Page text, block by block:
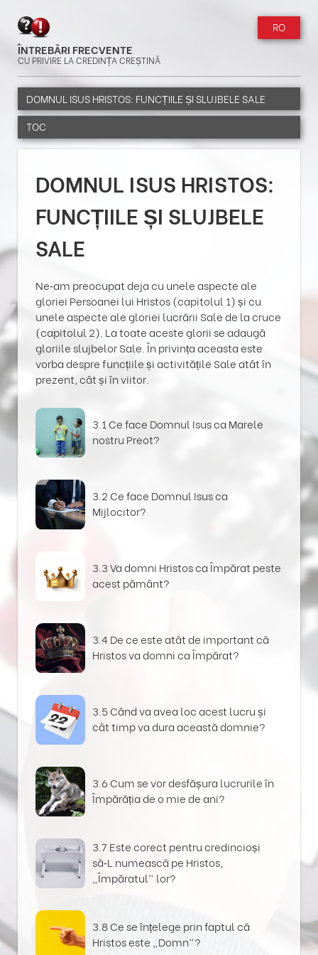
ÎNTREBĂRI FRECVENTE
CU PRIVIRE LA CREDINȚA CREȘTINĂ
RO
DOMNUL ISUS HRISTOS: FUNCȚIILE ȘI SLUJBELE SALE
TOC
DOMNUL ISUS HRISTOS:
FUNCȚIILE ȘI SLUJBELE
SALE
Ne‑am preocupat deja cu unele aspecte ale
gloriei Persoanei lui Hristos (capitolul 1) și cu
unele aspecte ale gloriei lucrării Sale de la cruce
(capitolul 2). La toate aceste glorii se adaugă
gloriile slujbelor Sale. În privința aceasta este
vorba despre funcțiile și activitățile Sale atât în
prezent, cât și în viitor.
3.1 Ce face Domnul Isus ca Marele
nostru Preot?
3.2 Ce face Domnul Isus ca
Mijlocitor?
3.3 Va domni Hristos ca Împărat peste
acest pământ?
3.4 De ce este atât de important că
Hristos va domni ca Împărat?
3.5 Când va avea loc acest lucru și
cât timp va dura această domnie?
3.6 Cum se vor desfășura lucrurile în
Împărăția de o mie de ani?
3.7 Este corect pentru credincioși
să‑L numească pe Hristos,
„Împăratul“ lor?
3.8 Ce se înțelege prin faptul că
Hristos este „Domn“?